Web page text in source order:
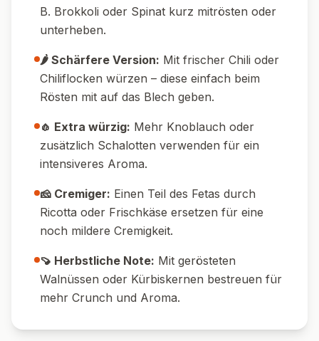
Nährwerte pro Portion
520
Kalorien
14g
Protein
75g
Kohlenhydrate
18g
Fett